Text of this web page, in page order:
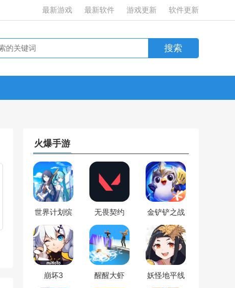
最新游戏 最新软件 游戏更新 软件更新
火爆手游
世界计划缤
无畏契约 金铲铲之战
崩坏3 醒醒大虾 妖怪地平线